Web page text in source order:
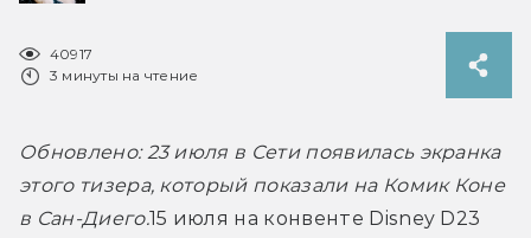
40917
3 минуты на чтение
Обновлено: 23 июля в Сети появилась экранка
этого тизера, который показали на Комик Коне
в Сан-Диего.15 июля на конвенте Disney D23